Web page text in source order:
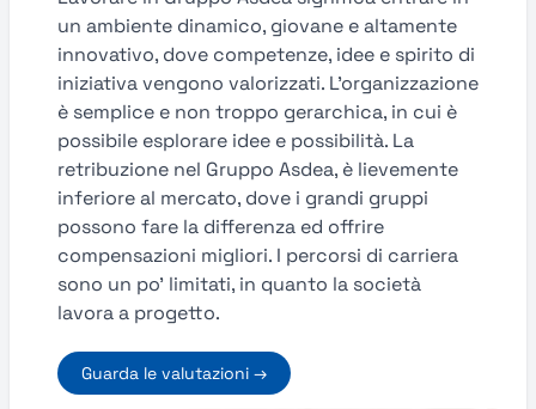
un ambiente dinamico, giovane e altamente
innovativo, dove competenze, idee e spirito di
iniziativa vengono valorizzati. L’organizzazione
è semplice e non troppo gerarchica, in cui è
possibile esplorare idee e possibilità. La
retribuzione nel Gruppo Asdea, è lievemente
inferiore al mercato, dove i grandi gruppi
possono fare la differenza ed offrire
compensazioni migliori. I percorsi di carriera
sono un po' limitati, in quanto la società
lavora a progetto.
Guarda le valutazioni →